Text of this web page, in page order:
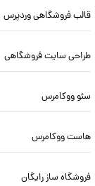
قالب فروشگاهی وردپرس
طراحی سایت فروشگاهی
سئو ووکامرس
هاست ووکامرس
فروشگاه ساز رایگان